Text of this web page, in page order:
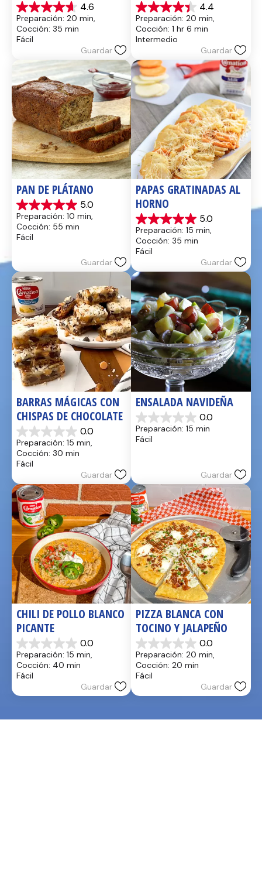
4.6
4.6
de
5
estrellas.
reseñas
Preparación: 20 min,
Cocción: 35 min
Fácil
Guardar
4.4
4.4
de
5
estrellas.
reseñas
Preparación: 20 min,
Cocción: 1 hr 6 min
Intermedio
Guardar
PAN DE PLÁTANO
5.0
5.0
de
5
estrellas.
Preparación: 10 min,
Cocción: 55 min
Fácil
Guardar
PAPAS GRATINADAS AL
HORNO
5.0
5.0
de
5
estrellas.
reseñas
Preparación: 15 min,
Cocción: 35 min
Fácil
Guardar
BARRAS MÁGICAS CON
CHISPAS DE CHOCOLATE
0.0
0.0
de
5
estrellas.
Preparación: 15 min,
Cocción: 30 min
Fácil
Guardar
ENSALADA NAVIDEÑA
0.0
0.0
de
5
Preparación: 15 min
Fácil
Guardar
CHILI DE POLLO BLANCO
PICANTE
0.0
0.0
de
5
estrellas.
Preparación: 15 min,
Cocción: 40 min
Fácil
Guardar
PIZZA BLANCA CON
TOCINO Y JALAPEÑO
0.0
0.0
de
5
estrellas.
Preparación: 20 min,
Cocción: 20 min
Fácil
Guardar